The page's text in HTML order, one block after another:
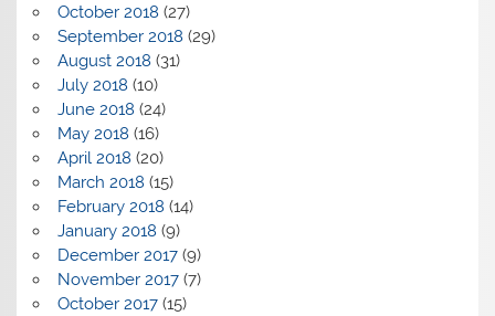
October 2018 (27)
September 2018 (29)
August 2018 (31)
July 2018 (10)
June 2018 (24)
May 2018 (16)
April 2018 (20)
March 2018 (15)
February 2018 (14)
January 2018 (9)
December 2017(9)
November 2017(7)
October 2017(15)